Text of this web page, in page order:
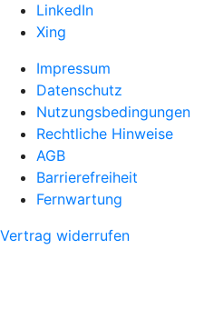
LinkedIn
Xing
Impressum
Datenschutz
Nutzungsbedingungen
Rechtliche Hinweise
AGB
Barrierefreiheit
Fernwartung
Vertrag widerrufen